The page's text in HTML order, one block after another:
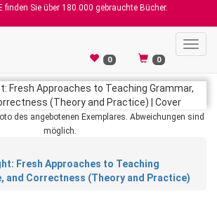
finden Sie über 180.000 gebrauchte Bücher.
0 0
des angebotenen Exemplares. Abweichungen sind
möglich.
Fresh Approaches to Teaching
and Correctness (Theory and Practice)